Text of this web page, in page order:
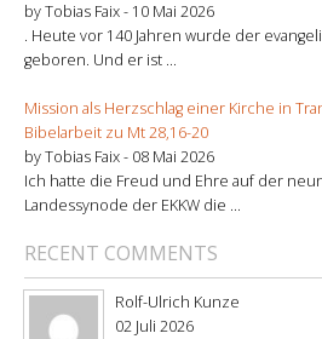
by Tobias Faix - 10 Mai 2026
. Heute vor 140 Jahren wurde der
geboren. Und er ist ...
Mission als Herzschlag einer Kirche in
Bibelarbeit zu Mt 28,16-20
by Tobias Faix - 08 Mai 2026
Ich hatte die Freud und Ehre auf der
Landessynode der EKKW die ...
RECENT COMMENTS
Rolf-Ulrich Kunze
02 Juli 2026